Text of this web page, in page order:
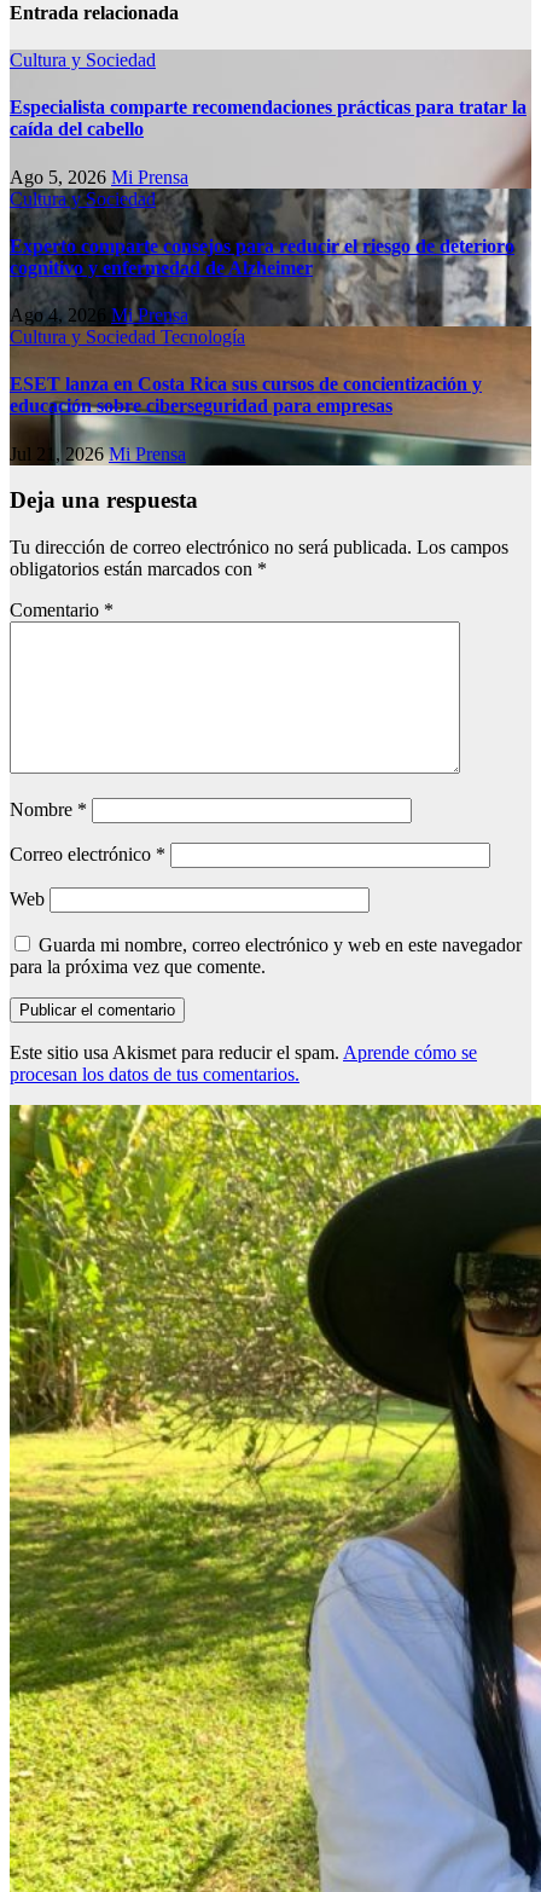
Entrada relacionada
Cultura y Sociedad
Especialista comparte recomendaciones prácticas para tratar la
caída del cabello
Ago 5, 2026 Mi Prensa
Cultura y Sociedad
Experto comparte consejos para reducir el riesgo de deterioro
cognitivo у enfermedad de Alzheimer
Ago 4, 2026 Mi Prensa
Cultura y Sociedad Tecnología
ESET lanza en Costa Rica sus cursos de concientización y
educación sobre ciberseguridad para empresas
Jul 21, 2026Mi Prensa
Deja una respuesta
Tu dirección de correo electrónico no será publicada. Los campos
obligatorios están marcados con *
Comentario *
Nombre *
Correo electrónico *
Web
Guarda mi nombre, correo electrónico y web en este navegador
para la próxima vez que comente.
Este sitio usa Akismet para reducir el spam. Aprende cómo se
procesan los datos de tus comentarios.